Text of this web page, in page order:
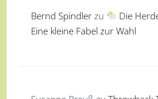
Bernd Spindler zu
Die
Eine kleine Fabel zur Wahl